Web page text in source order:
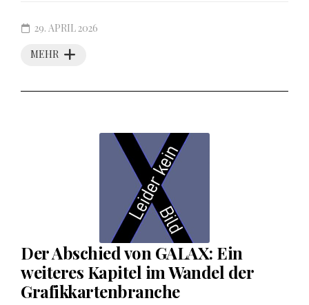
MEHR
29. APRIL 2026
Der Abschied von GALAX: Ein
weiteres Kapitel im Wandel der
Grafikkartenbranche